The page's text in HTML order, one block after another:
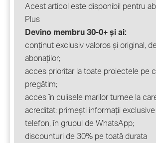
Acest articol este disponibil pentru
Plus
Devino membru 30-0+ și ai:
conținut exclusiv valoros și original,
abonaților;
acces prioritar la toate proiectele pe
pregătim;
acces în culisele marilor turnee la
acreditat: primești informații
telefon, în grupul de WhatsApp;
discounturi de 30% pe toată durata